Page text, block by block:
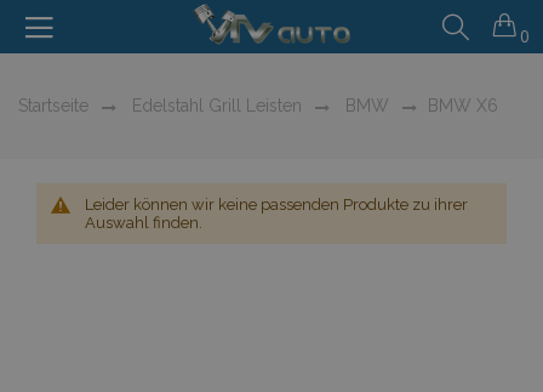
0
Startseite Edelstahl Grill Leisten BMW BMW X6
Leider können wir keine passenden Produkte zu ihrer
Auswahl finden.